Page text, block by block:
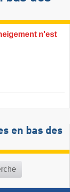
n'est
en bas des